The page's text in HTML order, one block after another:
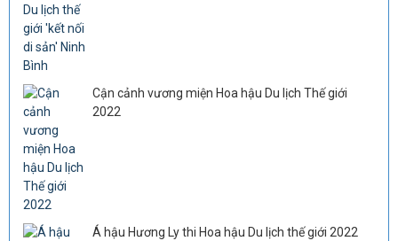
Cận cảnh vương miện Hoa hậu Du lịch Thế giới
2022
Á hậu Hương Ly thi Hoa hậu Du lịch thế giới 2022